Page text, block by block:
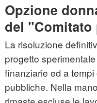
Opzione
del "Comitato
La risoluzione
progetto
finanziarie ed a
pubbliche. Nella